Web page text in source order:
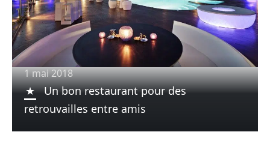
1 mai 2018
Un bon restaurant pour des
retrouvailles entre amis